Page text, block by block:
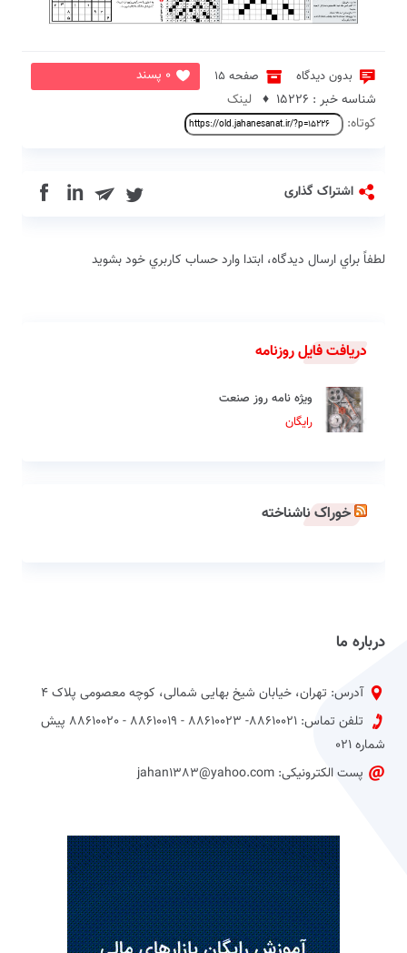
بدون دیدگاه صفحه 15
0 پسند
شناسه خبر : 15226 ♦
لینک
کوتاه:
اشتراک گذاری in
لطفاً براي ارسال دیدگاه، ابتدا وارد حساب كاربري خود بشويد
دریافت فایل روزنامه
ویژه نامه روز صنعت
رایگان
خوراک ناشناخته
درباره ما
آدرس: تهران، خیابان شیخ بهایی شمالی، کوچه معصومی پلاک 4
تلفن تماس: 88610021- 88610023 - 88610019 - 88610020 پیش
شماره 021
پست الکترونیکی: jahan1383@yahoo.com